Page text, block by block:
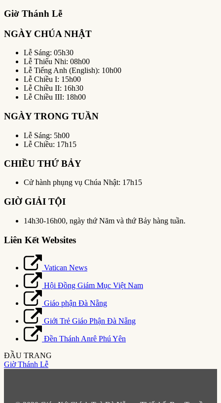
Giờ Thánh Lễ
NGÀY CHÚA NHẬT
Lễ Sáng: 05h30
Lễ Thiếu Nhi: 08h00
Lễ Tiếng Anh (English): 10h00
Lễ Chiều I: 15h00
Lễ Chiều II: 16h30
Lễ Chiều III: 18h00
NGÀY TRONG TUẦN
Lễ Sáng: 5h00
Lễ Chiều: 17h15
CHIỀU THỨ BẢY
Cử hành phụng vụ Chúa Nhật: 17h15
GIỜ GIẢI TỘI
14h30-16h00, ngày thứ Năm và thứ Bảy hàng tuần.
Liên Kết Websites
Vatican News
Hội Đồng Giám Mục Việt Nam
Giáo phận Đà Nẵng
Giới Trẻ Giáo Phận Đà Nẵng
Đền Thánh Anrê Phú Yên
ĐẦU TRANG
Giờ Thánh Lễ